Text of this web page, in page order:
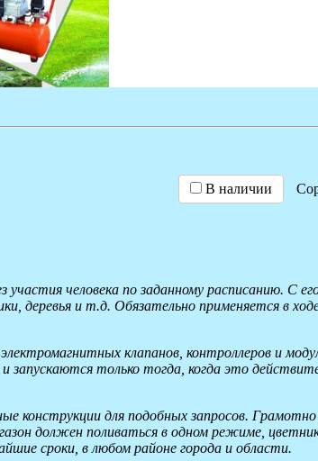
В наличии
участия человека по заданному расписанию.
и т.д. Обязательно применяется в
клапанов, контроллеров и
только тогда, когда это
конструкции для подобных запросов.
должен поливаться в одном режиме,
сроки, в любом районе города и области.